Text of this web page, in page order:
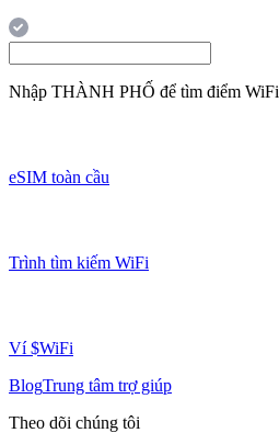
Nhập THÀNH PHỐ để tìm điểm WiFi
eSIM toàn cầu
Trình tìm kiếm WiFi
Ví $WiFi
BlogTrung tâm trợ giúp
Theo dõi chúng tôi